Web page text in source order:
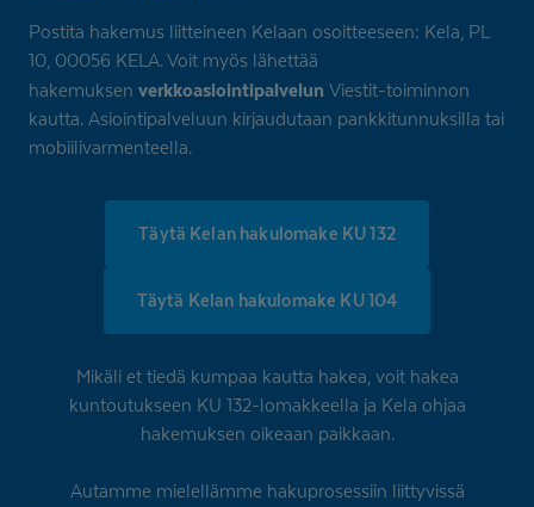
Postita hakemus liitteineen Kelaan osoitteeseen: Kela, PL
10, 00056 KELA. Voit myös lähettää
hakemuksen verkkoasiointipalvelun Viestit-toiminnon
kautta. Asiointipalveluun kirjaudutaan pankkitunnuksilla tai
mobiilivarmenteella.
Täytä Kelan hakulomake KU 132
Täytä Kelan hakulomake KU 104
Mikäli et tiedä kumpaa kautta hakea, voit hakea
kuntoutukseen KU 132-lomakkeella ja Kela ohjaa
hakemuksen oikeaan paikkaan.
Autamme mielellämme hakuprosessiin liittyvissä